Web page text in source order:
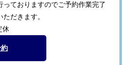
ておりますのでご予約作業完了
だきます。
休